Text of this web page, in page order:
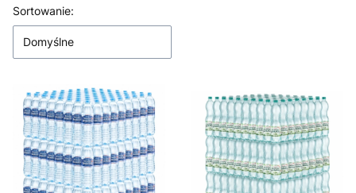
Lista produktów
Sortowanie:
Domyślne